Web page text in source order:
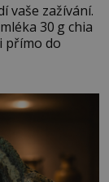
vaše zažívání.